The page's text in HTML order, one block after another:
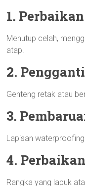
1.
Menutup celah,
atap.
2.
Genteng retak atau
3.
Lapisan
4.
Rangka yang lapuk